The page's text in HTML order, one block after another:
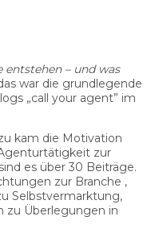
entstehen – und was
war die grundlegende
„call your agent” im
kam die Motivation
zur
es über 30 Beiträge.
zur Branche ,
Selbstvermarktung,
zu Überlegungen in